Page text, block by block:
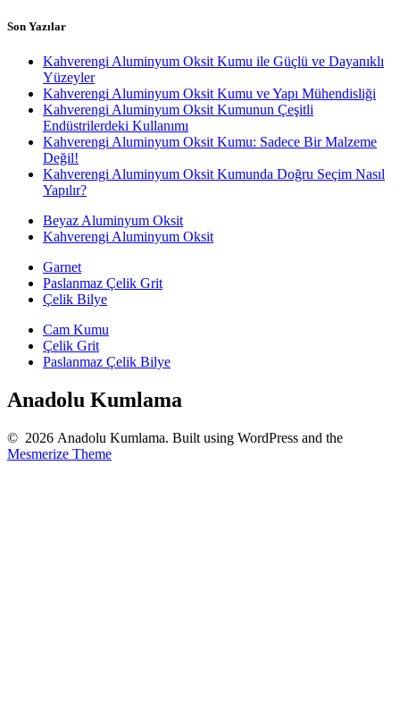
Son Yazılar
Kahverengi Aluminyum Oksit Kumu ile Güçlü ve Dayanıklı
Yüzeyler
Kahverengi Aluminyum Oksit Kumu ve Yapı Mühendisliği
Kahverengi Aluminyum Oksit Kumunun Çeşitli
Endüstrilerdeki Kullanımı
Kahverengi Aluminyum Oksit Kumu: Sadece Bir Malzeme
Değil!
Kahverengi Aluminyum Oksit Kumunda Doğru Seçim Nasıl
Yapılır?
Beyaz Aluminyum Oksit
Kahverengi Aluminyum Oksit
Garnet
Paslanmaz Çelik Grit
Çelik Bilye
Cam Kumu
Çelik Grit
Paslanmaz Çelik Bilye
Anadolu Kumlama
© 2026 Anadolu Kumlama. Built using WordPress and the
Mesmerize Theme